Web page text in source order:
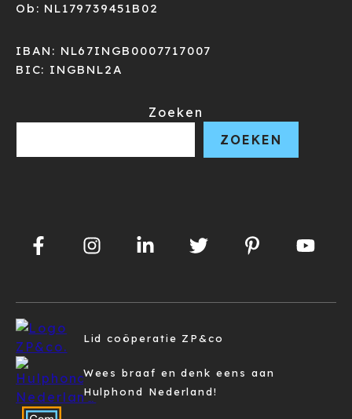
Ob: NL179739451B02
IBAN: NL67INGB0007717007
BIC: INGBNL2A
Zoeken
ZOEKEN
Lid coöperatie ZP&co
Wees braaf en denk eens aan
Hulphond Nederland!